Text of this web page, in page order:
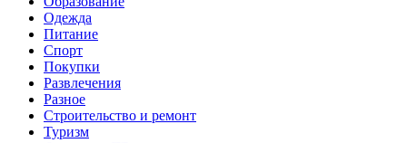
Одежда
Питание
Спорт
Покупки
Развлечения
Разное
Строительство и ремонт
Туризм